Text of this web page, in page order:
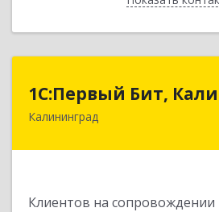
1С:Первый Бит,
Калининград
Клиентов на сопровождении
1С:Первый Бит,
236006, Калининградская